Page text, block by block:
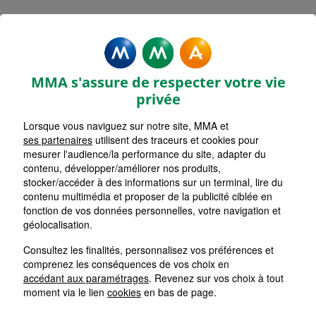
Mentions légales - MMA LES
Accueil
Retour
Mentions Légales
Les cookies sur le site de votre
Agent Général MMA
MMA s'assure de respecter votre vie
privée
Lorsque vous naviguez sur notre site, MMA et
ses partenaires utilisent des traceurs et cookies pour
mesurer l'audience/la performance du site, adapter du
contenu, développer/améliorer nos produits,
stocker/accéder à des informations sur un terminal, lire du
contenu multimédia et proposer de la publicité ciblée en
fonction de vos données personnelles, votre navigation et
géolocalisation.
Consultez les finalités, personnalisez vos préférences et
comprenez les conséquences de vos choix en
accédant aux paramétrages. Revenez sur vos choix à tout
moment via le lien cookies en bas de page.